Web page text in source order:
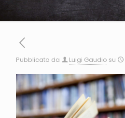
Pubblicato da Luigi Gaudio su